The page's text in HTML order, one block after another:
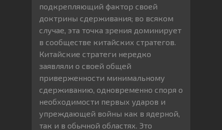
подкрепляющий фактор своей
доктрины сдерживания; во всяком
случае, эта точка зрения доминирует
в сообществе китайских стратегов.
Китайские стратеги нередко
заявляли о своей общей
приверженности минимальному
сдерживанию, одновременно споря о
необходимости первых ударов и
упреждающей войны как в ядерной,
так и в обычной областях. Это